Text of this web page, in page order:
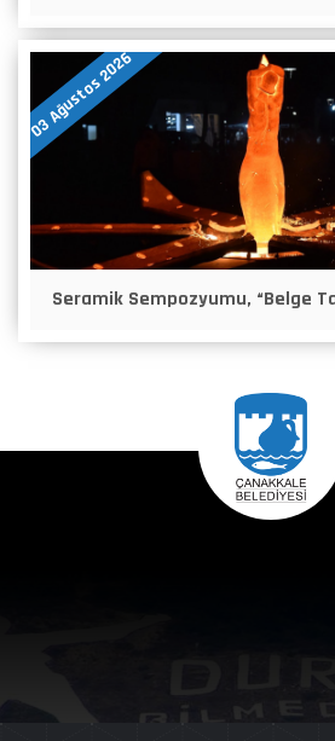
03 Ağustos 2026
Seramik Sempozyumu, “Belge